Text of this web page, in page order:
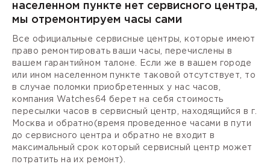
населенном пункте нет сервисного центра,
мы отремонтируем часы сами
Все официальные сервисные центры, которые имеют
право ремонтировать ваши часы, перечислены в
вашем гарантийном талоне. Если же в вашем городе
или ином населенном пункте таковой отсутствует, то
в случае поломки приобретенных у нас часов,
компания Watches64 берет на себя стоимость
пересылки часов в сервисный центр, находящийся в г.
Москва и обратно(время проведенное часами в пути
до сервисного центра и обратно не входит в
максимальный срок который сервисный центр может
потратить на их ремонт).